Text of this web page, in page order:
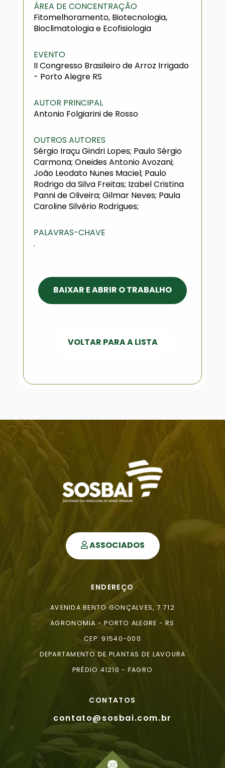
ÁREA DE CONCENTRAÇÃO
Fitomelhoramento, Biotecnologia,
Bioclimatologia e Ecofisiologia
EVENTO
II Congresso Brasileiro de Arroz Irrigado
- Porto Alegre RS
AUTOR PRINCIPAL
Antonio Folgiarini de Rosso
OUTROS AUTORES
Sérgio Iraçu Gindri Lopes; Paulo Sérgio
Carmona; Oneides Antonio Avozani;
João Leodato Nunes Maciel; Paulo
Rodrigo da Silva Freitas; Izabel Cristina
Panni de Oliveira; Gilmar Neves; Paula
Caroline Silvério Rodrigues;
PALAVRAS-CHAVE
.
BAIXAR E ABRIR O TRABALHO
VOLTAR PARA A LISTA
ASSOCIADOS
ENDEREÇO
AVENIDA BENTO GONÇALVES, 7.712
AGRONOMIA - PORTO ALEGRE - RS
CEP: 91540-000
DEPARTAMENTO DE PLANTAS DE LAVOURA
PRÉDIO 41210 - FAGRO
CONTATOS
contato@sosbai.com.br